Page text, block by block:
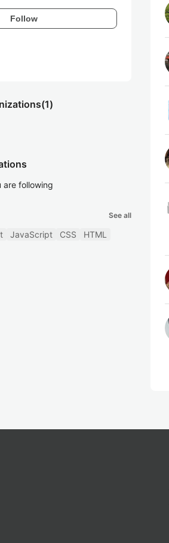
Follow
(1)
are following
See all
JavaScript CSS HTML